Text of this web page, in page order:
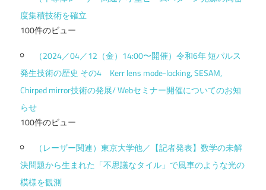
度集積技術を確立
100件のビュー
（2024／04／12（金）14:00〜開催）令和6年 短パルス
発生技術の歴史 その4 Kerr lens mode-locking, SESAM,
Chirped mirror技術の発展/ Webセミナー開催についてのお知
らせ
100件のビュー
（レーザー関連）東京大学他／【記者発表】数学の未解
決問題から生まれた「不思議なタイル」で風車のような光の
模様を観測